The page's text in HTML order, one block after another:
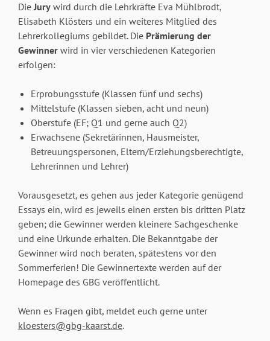
DieJurywird durch die Lehrkräfte Eva Mühlbrodt,
Elisabeth Klösters und ein weiteres Mitglied des
Lehrerkollegiums gebildet. Die Prämierung der
Gewinnerwird in vier verschiedenen Kategorien
erfolgen:
Erprobungsstufe (Klassen fünf und sechs)
Mittelstufe (Klassen sieben, acht und neun)
Oberstufe (EF; Q1 und gerne auch Q2)
Erwachsene (Sekretärinnen, Hausmeister,
Betreuungspersonen, Eltern/Erziehungsberechtigte,
Lehrerinnen und Lehrer)
Vorausgesetzt, es gehen aus jeder Kategorie genügend
Essays ein, wird es jeweils einen ersten bis dritten Platz
geben; die Gewinner werden kleinere Sachgeschenke
und eine Urkunde erhalten. Die Bekanntgabe der
Gewinner wird noch beraten, spätestens vor den
Sommerferien! Die Gewinner­texte werden auf der
Homepage des GBG veröffentlicht.
Wenn es Fragen gibt, meldet euch gerne unter
kloesters@gbg-kaarst.de.